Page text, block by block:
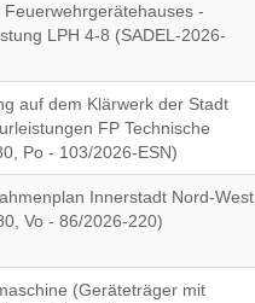
-
LPH 4-8 (SADEL-2026-
auf dem Klärwerk der Stadt
FP Technische
Po - 103/2026-ESN)
Innerstadt Nord-West
Vo - 86/2026-220)
(Geräteträger mit